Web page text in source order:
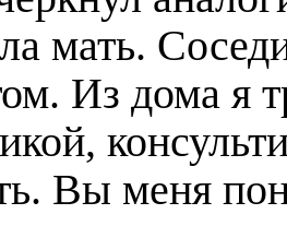
мать.
Из дома я
Вы меня